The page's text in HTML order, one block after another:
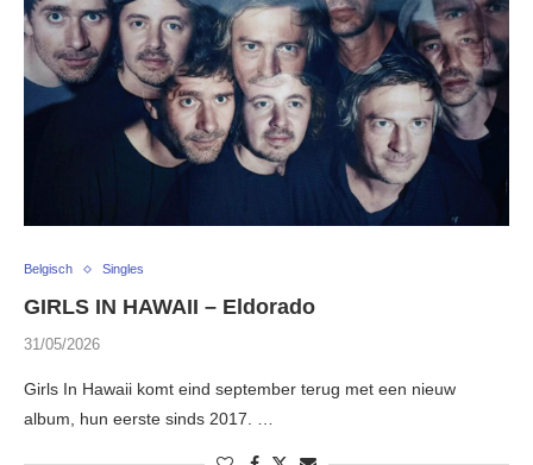
Belgisch Singles
GIRLS IN HAWAII – Eldorado
31/05/2026
Girls In Hawaii komt eind september terug met een nieuw
album, hun eerste sinds 2017. …